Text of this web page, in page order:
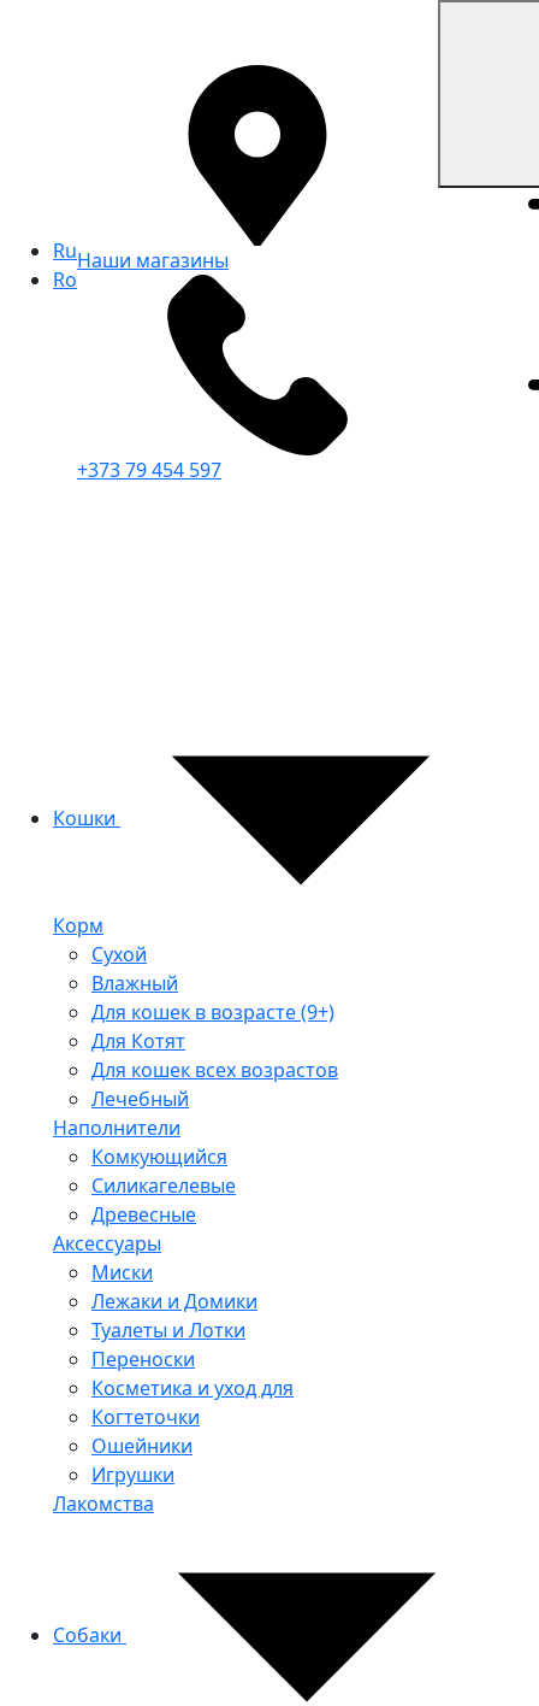
Ru
Ro
Наши магазины
+373 79 454 597
Кошки
Корм
Сухой
Влажный
Для кошек в возрасте (9+)
Для Котят
Для кошек всех возрастов
Лечебный
Наполнители
Комкующийся
Силикагелевые
Древесные
Аксессуары
Миски
Лежаки и Домики
Туалеты и Лотки
Переноски
Косметика и уход для
Когтеточки
Ошейники
Игрушки
Лакомства
Собаки